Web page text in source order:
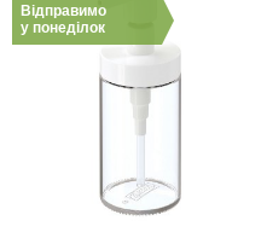
Відправимо
у понеділок